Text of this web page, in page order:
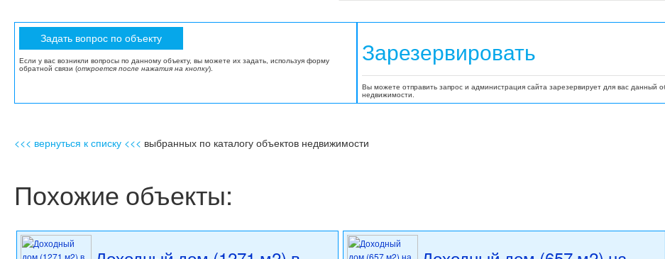
Если у вас возникли вопросы по данному объекту, вы можете их задать, используя форму
обратной связи (откроется после нажатия на кнопку).
Зарезервировать
Вы можете отправить запрос и администрация сайта зарезервирует для вас данный
недвижимости.
<<< вернуться к списку <<< выбранных по каталогу объектов недвижимости
Похожие объекты: